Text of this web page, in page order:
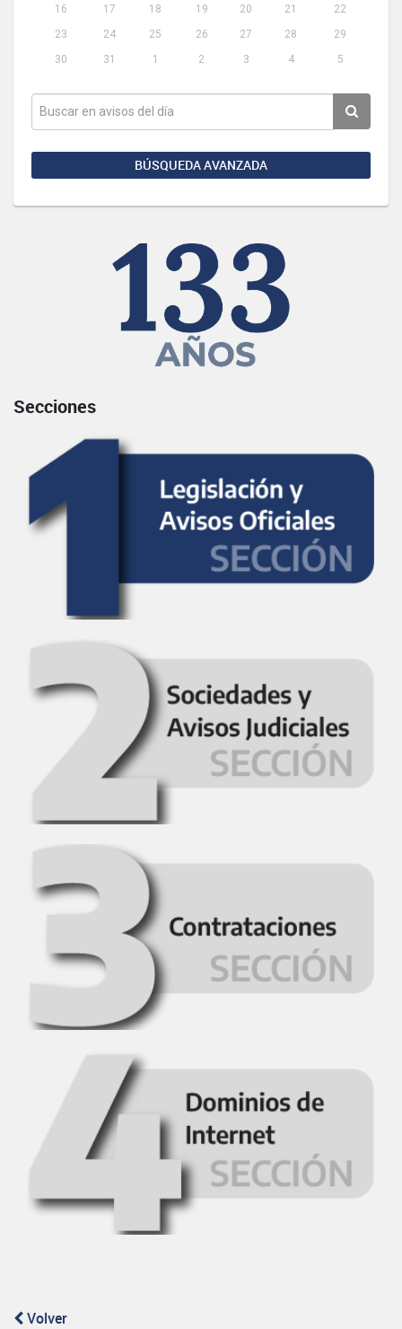
16
17 18 19 20 21
22
23
24 25 26 27 28
29
30
31 1 2 3 4 5
BÚSQUEDA AVANZADA
Secciones
Volver